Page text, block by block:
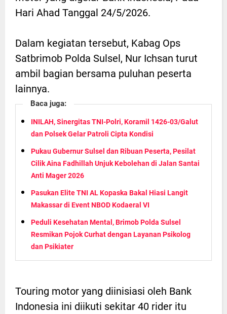
Hari Ahad Tanggal 24/5/2026.
Dalam kegiatan tersebut, Kabag Ops
Satbrimob Polda Sulsel, Nur Ichsan turut
ambil bagian bersama puluhan peserta
lainnya.
Baca juga:
INILAH, Sinergitas TNI-Polri, Koramil 1426-03/Galut
dan Polsek Gelar Patroli Cipta Kondisi
Pukau Gubernur Sulsel dan Ribuan Peserta, Pesilat
Cilik Aina Fadhillah Unjuk Kebolehan di Jalan Santai
Anti Mager 2026
Pasukan Elite TNI AL Kopaska Bakal Hiasi Langit
Makassar di Event NBOD Kodaeral VI
Peduli Kesehatan Mental, Brimob Polda Sulsel
Resmikan Pojok Curhat dengan Layanan Psikolog
dan Psikiater
Touring motor yang diinisiasi oleh Bank
Indonesia ini diikuti sekitar 40 rider itu